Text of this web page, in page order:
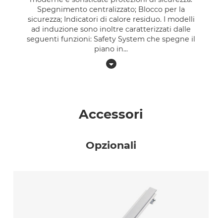
Spegnimento centralizzato; Blocco per la
sicurezza; Indicatori di calore residuo. I modelli
ad induzione sono inoltre caratterizzati dalle
seguenti funzioni: Safety System che spegne il
piano in...
Accessori
Opzionali